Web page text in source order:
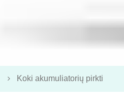
Koki akumuliatorių pirkti